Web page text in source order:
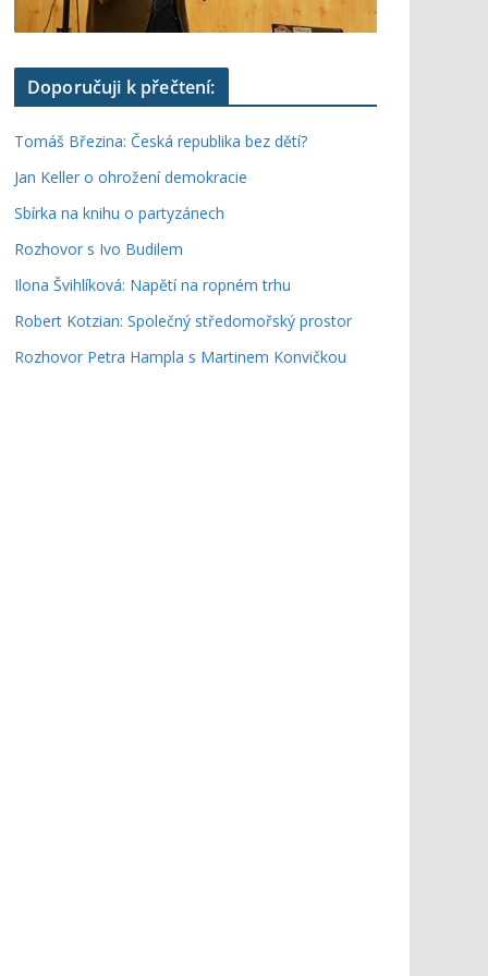
Doporučuji k přečtení:
Tomáš Březina: Česká republika bez dětí?
Jan Keller o ohrožení demokracie
Sbírka na knihu o partyzánech
Rozhovor s Ivo Budilem
Ilona Švihlíková: Napětí na ropném trhu
Robert Kotzian: Společný středomořský prostor
Rozhovor Petra Hampla s Martinem Konvičkou